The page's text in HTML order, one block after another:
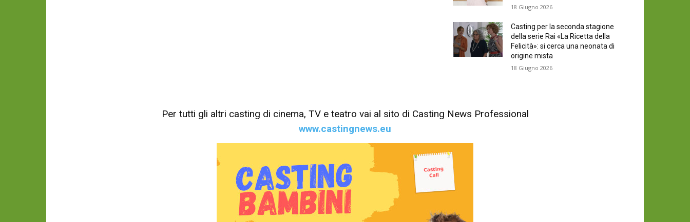
18 Giugno 2026
Casting per la seconda stagione
della serie Rai «La Ricetta della
Felicità»: si cerca una neonata di
origine mista
18 Giugno 2026
Per tutti gli altri casting di cinema, TV e teatro vai al sito di Casting News Professional
www.castingnews.eu